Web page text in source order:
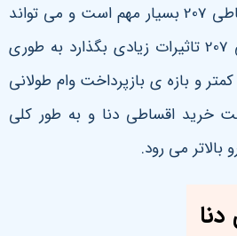
تعیین قیمت فروش اقساطی 207 بسیار مهم است و می تواند
بر قمیت فروش اقساطی 207 تاثیرات زیادی بگذارد به طوری
و بازه ی بازپرداخت وام طولانی
خرید اقساطی دنا و به طور کلی
بالاتر می رود.